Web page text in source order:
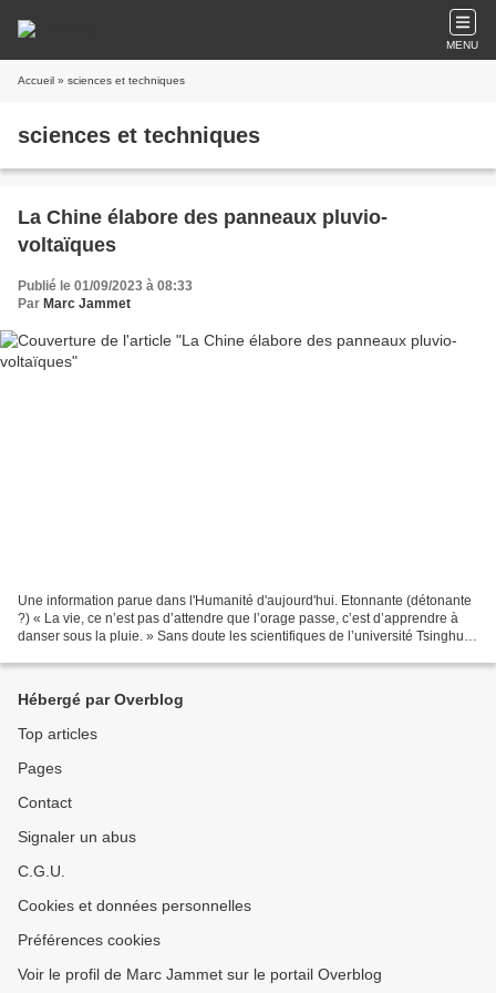
MENU
Accueil » sciences et techniques
sciences et techniques
La Chine élabore des panneaux pluvio-
voltaïques
Publié le 01/09/2023 à 08:33
Par Marc Jammet
Une information parue dans l'Humanité d'aujourd'hui. Etonnante (détonante
?) « La vie, ce n’est pas d’attendre que l’orage passe, c’est d’apprendre à
danser sous la pluie. » Sans doute les scientifiques de l’université Tsinghua
Hébergé par Overblog
Top articles
Pages
Contact
Signaler un abus
C.G.U.
Cookies et données personnelles
Préférences cookies
Voir le profil de Marc Jammet sur le portail Overblog